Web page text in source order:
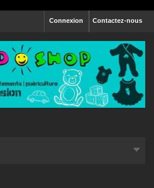
Contactez-nous
Connexion